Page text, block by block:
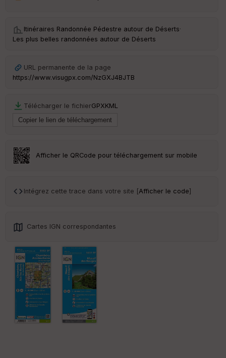
Itinéraires Randonnée Pédestre autour de Déserts·
Les plus belles randonnées autour de Déserts
URL permanente de la page
https://www.visugpx.com/NzGXJ4BJTB
Télécharger le fichierGPXKML
Afficher le QRCode pour téléchargement sur mobile
Intégrez cette trace dans votre site [Afficher le code]
Cartes IGN correspondantes